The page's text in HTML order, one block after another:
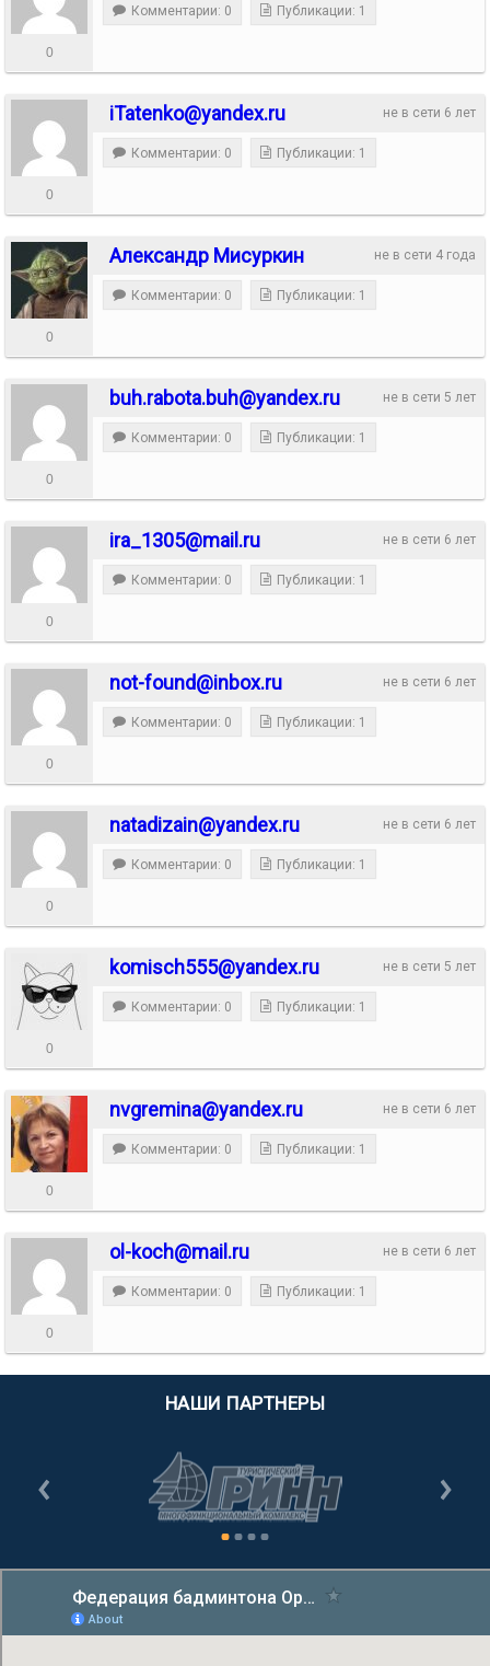
0
Комментарии: 0 Публикации: 1
не в сети 6 лет
iTatenko@yandex.ru
0
Комментарии: 0 Публикации: 1
не в сети 4 года
Александр Мисуркин
0
Комментарии: 0 Публикации: 1
не в сети 5 лет
buh.rabota.buh@yandex.ru
0
Комментарии: 0 Публикации: 1
не в сети 6 лет
ira_1305@mail.ru
0
Комментарии: 0 Публикации: 1
не в сети 6 лет
not-found@inbox.ru
0
Комментарии: 0 Публикации: 1
не в сети 6 лет
natadizain@yandex.ru
0
Комментарии: 0 Публикации: 1
не в сети 5 лет
komisch555@yandex.ru
0
Комментарии: 0 Публикации: 1
не в сети 6 лет
nvgremina@yandex.ru
0
Комментарии: 0 Публикации: 1
не в сети 6 лет
ol-koch@mail.ru
0
Комментарии: 0 Публикации: 1
НАШИ ПАРТНЕРЫ